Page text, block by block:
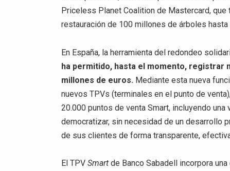
Priceless Planet Coalition de Mastercard,
restauración de 100 millones de árboles hasta
En España, la herramienta del redondeo
ha permitido, hasta el momento, registrar
millones de euros. Mediante esta nueva
nuevos TPVs (terminales en el punto de
20.000 puntos de venta Smart, incluyendo
democratizar, sin necesidad de un desarrollo
de sus clientes de forma transparente,
El TPVSmart de Banco Sabadell incorpora